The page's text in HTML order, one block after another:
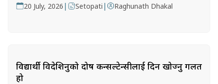
20 July, 2026 | Setopati | Raghunath Dhakal
विद्यार्थी विदेशिनुको दोष कन्सल्टेन्सीलाई दिन खोज्नु गलत
हो